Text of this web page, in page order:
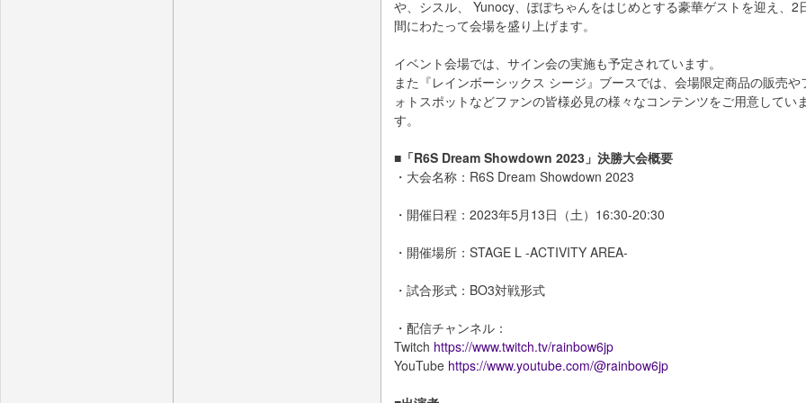
や、シスル、 Yunocy、ぽぽちゃんをはじめとする豪華ゲストを迎え、2
間にわたって会場を盛り上げます。
イベント会場では、サイン会の実施も予定されています。
また『レインボーシックス シージ』ブースでは、会場限定商品の販売や
ォトスポットなどファンの皆様必見の様々なコンテンツをご用意していま
す。
■「R6S Dream Showdown 2023」決勝大会概要
・大会名称：R6S Dream Showdown 2023
・開催日程：2023年5月13日（土）16:30-20:30
・開催場所：STAGE L -ACTIVITY AREA-
・試合形式：BO3対戦形式
・配信チャンネル：
Twitch https://www.twitch.tv/rainbow6jp
YouTube https://www.youtube.com/@rainbow6jp